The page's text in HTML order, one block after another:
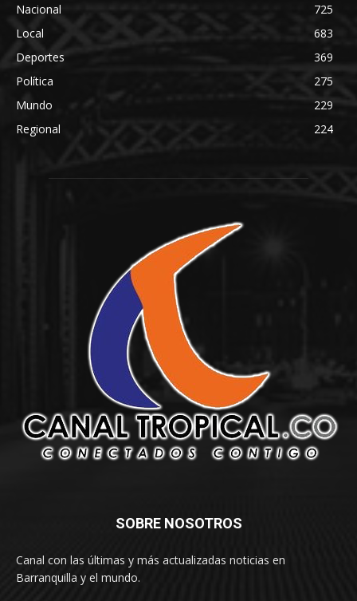
Nacional
725
Local
683
Deportes
369
Política
275
Mundo
229
Regional
224
SOBRE NOSOTROS
Canal con las últimas y más actualizadas noticias en
Barranquilla y el mundo.